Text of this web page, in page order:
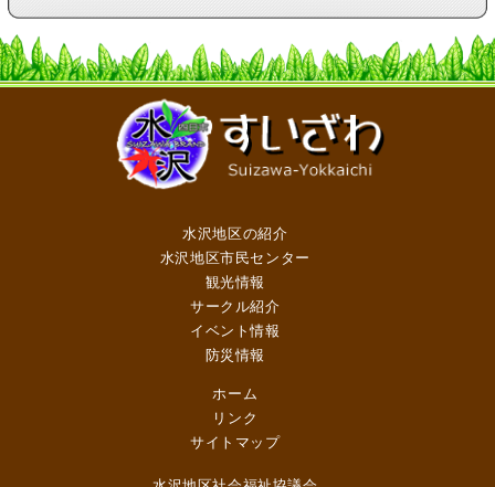
水沢地区の紹介
水沢地区市民センター
観光情報
サークル紹介
イベント情報
防災情報
ホーム
リンク
サイトマップ